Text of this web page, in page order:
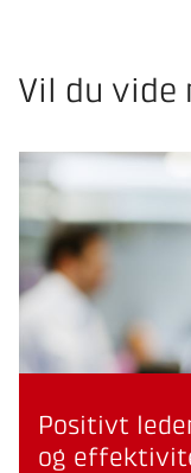
Vil du vide
Positivt
og